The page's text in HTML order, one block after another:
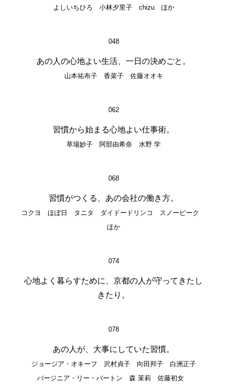
よしいちひろ 小林夕里子 chizu ほか
048
あの人の心地よい生活、一日の決めごと。
山本祐布子 香菜子 佐藤オオキ
062
習慣から始まる心地よい仕事術。
草場妙子 阿部由希奈 水野 学
068
習慣がつくる、あの会社の働き方。
コクヨ ほぼ日 タニタ ダイドードリンコ スノーピーク
ほか
074
心地よく暮らすために、京都の人が守ってきたし
きたり。
078
あの人が、大事にしていた習慣。
ジョージア・オキーフ 沢村貞子 向田邦子 白洲正子
バージニア・リー・バートン 森 茉莉 佐藤初女